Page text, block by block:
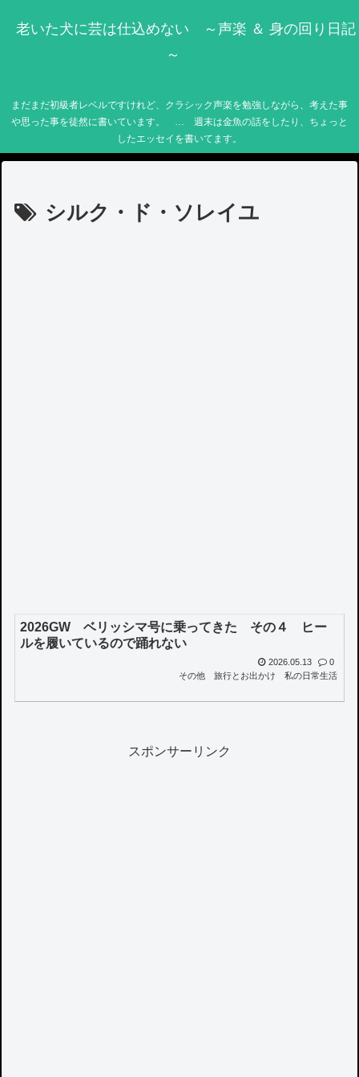
老いた犬に芸は仕込めない ～声楽 ＆ 身の回り日記
～
まだまだ初級者レベルですけれど、クラシック声楽を勉強しながら、考えた事
や思った事を徒然に書いています。 … 週末は金魚の話をしたり、ちょっと
したエッセイを書いてます。
シルク・ド・ソレイユ
2026GW ベリッシマ号に乗ってきた その４ ヒー
ルを履いているので踊れない
2026.05.13
0
その他
旅行とお出かけ 私の日常生活
スポンサーリンク